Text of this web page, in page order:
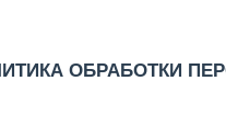
ОБРАБОТКИ